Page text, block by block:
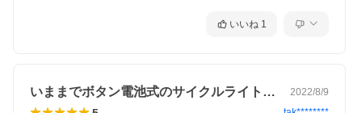
いいね 1
いままでボタン電池式のサイクルライトで… 2022/8/9